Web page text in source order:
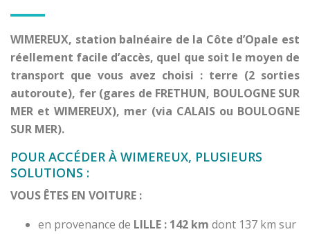
WIMEREUX, station balnéaire de la Côte d’Opale est
réellement facile d’accès, quel que soit le moyen de
transport que vous avez choisi : terre (2 sorties
autoroute), fer (gares de FRETHUN, BOULOGNE SUR
MER et WIMEREUX), mer (via CALAIS ou BOULOGNE
SUR MER).
POUR ACCÉDER À WIMEREUX, PLUSIEURS
SOLUTIONS :
VOUS ÊTES EN VOITURE :
en provenance de LILLE : 142 km dont 137 km sur